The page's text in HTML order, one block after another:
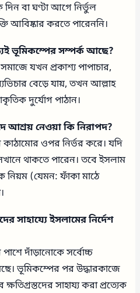
দিন বা ঘণ্টা আগে নির্ভুল
আবিষ্কার করতে পারেননি।
ভূমিকম্পের সম্পর্ক আছে?
যখন প্রকাশ্য পাপাচার,
বেড়ে যায়, তখন আল্লাহ
দুর্যোগ পাঠান।
আশ্রয় নেওয়া কি নিরাপদ?
কাঠামোর ওপর নির্ভর করে। যদি
থাকতে পারেন। তবে ইসলাম
নিয়ম (যেমন: ফাঁকা মাঠে
সাহায্যে ইসলামের নির্দেশ
দাঁড়ানোকে সর্বোচ্চ
ভূমিকম্পের পর উদ্ধারকাজে
সাহায্য করা প্রত্যেক